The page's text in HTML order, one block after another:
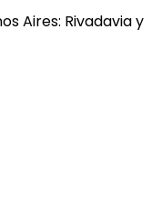
Aires: Rivadavia y